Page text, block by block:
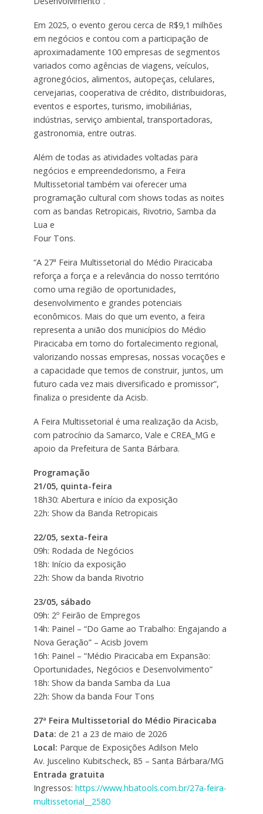
Em 2025, o evento gerou cerca de R$9,1 milhões
em negócios e contou com a participação de
aproximadamente 100 empresas de segmentos
variados como agências de viagens, veículos,
agronegócios, alimentos, autopeças, celulares,
cervejarias, cooperativa de crédito, distribuidoras,
eventos e esportes, turismo, imobiliárias,
indústrias, serviço ambiental, transportadoras,
gastronomia, entre outras.
Além de todas as atividades voltadas para
negócios e empreendedorismo, a Feira
Multissetorial também vai oferecer uma
programação cultural com shows todas as noites
com as bandas Retropicais, Rivotrio, Samba da
Lua e
Four Tons.
“A 27ª Feira Multissetorial do Médio Piracicaba
reforça a força e a relevância do nosso território
como uma região de oportunidades,
desenvolvimento e grandes potenciais
econômicos. Mais do que um evento, a feira
representa a união dos municípios do Médio
Piracicaba em torno do fortalecimento regional,
valorizando nossas empresas, nossas vocações e
a capacidade que temos de construir, juntos, um
futuro cada vez mais diversificado e promissor”,
finaliza o presidente da Acisb.
A Feira Multissetorial é uma realização da Acisb,
com patrocínio da Samarco, Vale e CREA_MG e
apoio da Prefeitura de Santa Bárbara.
Programação
21/05, quinta-feira
18h30: Abertura e início da exposição
22h: Show da Banda Retropicais
22/05, sexta-feira
09h: Rodada de Negócios
18h: Início da exposição
22h: Show da banda Rivotrio
23/05, sábado
09h: 2º Feirão de Empregos
14h: Painel – “Do Game ao Trabalho: Engajando a
Nova Geração” – Acisb Jovem
16h: Painel – “Médio Piracicaba em Expansão:
Oportunidades, Negócios e Desenvolvimento”
18h: Show da banda Samba da Lua
22h: Show da banda Four Tons
27ª Feira Multissetorial do Médio Piracicaba
Data: de 21 a 23 de maio de 2026
Local: Parque de Exposições Adilson Melo
Av. Juscelino Kubitscheck, 85 – Santa Bárbara/MG
Entrada gratuita
Ingressos: https://www.hbatools.com.br/27a-feira-
multissetorial__2580